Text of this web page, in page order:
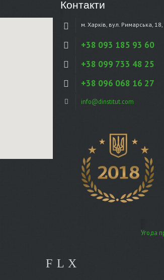
Контакти
м. Харків, вул. Римарська,
+38 093 185 93 60
+38 099 733 48 25
+38 096 068 16 27
info@dinstitut.com
Угода
F L X